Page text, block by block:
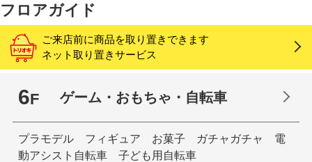
フロアガイド
ご来店前に商品を取り置きできます
ネット取り置きサービス
6F ゲーム・おもちゃ・自転車
プラモデル フィギュア お菓子 ガチャガチャ 電
動アシスト自転車 子ども用自転車